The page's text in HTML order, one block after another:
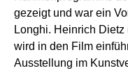
gezeigt und war ein
Longhi. Heinrich
wird in den Film
Ausstellung im